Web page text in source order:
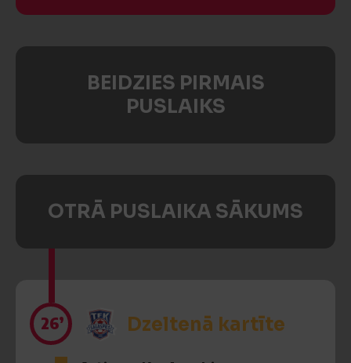
BEIDZIES PIRMAIS
PUSLAIKS
OTRĀ PUSLAIKA SĀKUMS
26’ Dzeltenā kartīte